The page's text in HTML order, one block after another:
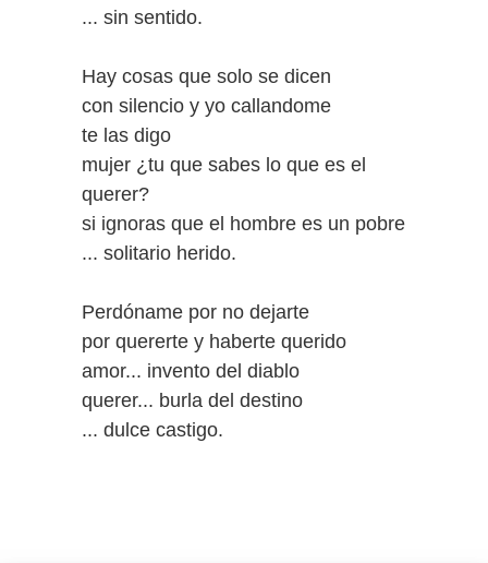
... sin sentido.
Hay cosas que solo se dicen
con silencio y yo callandome
te las digo
mujer ¿tu que sabes lo que es el
querer?
si ignoras que el hombre es un pobre
... solitario herido.
Perdóname por no dejarte
por quererte y haberte querido
amor... invento del diablo
querer... burla del destino
... dulce castigo.